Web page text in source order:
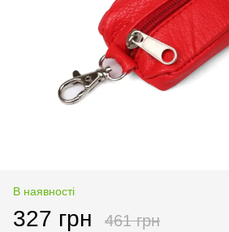
В наявності
327 грн 461 грн